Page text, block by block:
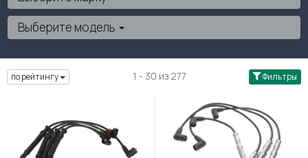
Выберите модель
по рейтингу 1 - 30 из 277 Фильтры